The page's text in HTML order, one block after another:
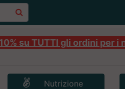
su TUTTI gli ordini
Nutrizione